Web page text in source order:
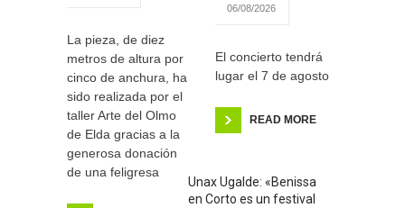
La pieza, de diez
metros de altura por
cinco de anchura, ha
sido realizada por el
taller Arte del Olmo
de Elda gracias a la
generosa donación
de una feligresa
06/08/2026
El concierto tendrá
lugar el 7 de agosto
READ MORE
Unax Ugalde: «Benissa
en Corto es un festival